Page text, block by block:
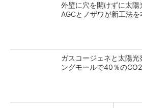
外壁に穴を開けずに太
AGCとノザワが新工法を
ガスコージェネと太陽
ングモールで40％の